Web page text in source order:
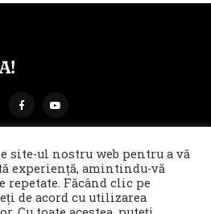
de cookies & GDPR
site-ul nostru web pentru a vă
experiență, amintindu-vă
Făcând clic pe
de acord cu utilizarea